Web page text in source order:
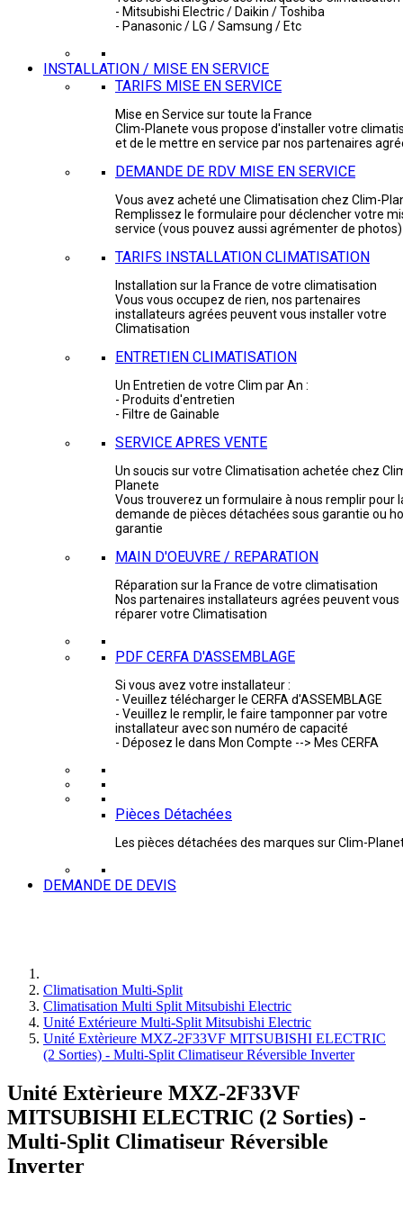
- Mitsubishi Electric / Daikin / Toshiba
- Panasonic / LG / Samsung / Etc
INSTALLATION / MISE EN SERVICE
TARIFS MISE EN SERVICE
Mise en Service sur toute la France
Clim-Planete vous propose d'installer votre
et de le mettre en service par nos partenaires
DEMANDE DE RDV MISE EN SERVICE
Vous avez acheté une Climatisation chez Clim-
Remplissez le formulaire pour déclencher votre
service (vous pouvez aussi agrémenter de photos)
TARIFS INSTALLATION CLIMATISATION
Installation sur la France de votre climatisation
Vous vous occupez de rien, nos partenaires
installateurs agrées peuvent vous installer votre
Climatisation
ENTRETIEN CLIMATISATION
Un Entretien de votre Clim par An :
- Produits d'entretien
- Filtre de Gainable
SERVICE APRES VENTE
Un soucis sur votre Climatisation achetée chez
Planete
Vous trouverez un formulaire à nous remplir pour
demande de pièces détachées sous garantie ou
garantie
MAIN D'OEUVRE / REPARATION
Réparation sur la France de votre climatisation
Nos partenaires installateurs agrées peuvent vous
réparer votre Climatisation
PDF CERFA D'ASSEMBLAGE
Si vous avez votre installateur :
- Veuillez télécharger le CERFA d'ASSEMBLAGE
- Veuillez le remplir, le faire tamponner par votre
installateur avec son numéro de capacité
- Déposez le dans Mon Compte --> Mes CERFA
Pièces Détachées
Les pièces détachées des marques sur Clim-
DEMANDE DE DEVIS
Climatisation Multi-Split
Climatisation Multi Split Mitsubishi Electric
Unité Extérieure Multi-Split Mitsubishi Electric
Unité Extèrieure MXZ-2F33VF MITSUBISHI ELECTRIC
(2 Sorties) - Multi-Split Climatiseur Réversible Inverter
Unité Extèrieure MXZ-2F33VF
MITSUBISHI ELECTRIC (2 Sorties) -
Multi-Split Climatiseur Réversible
Inverter